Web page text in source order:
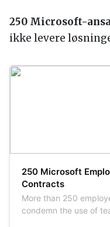
250 Microsoft-
ikke levere
250 Microsoft
Contracts
More than 250
condemn the use of